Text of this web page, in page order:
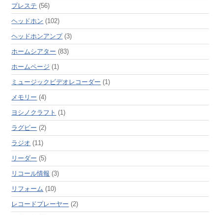
プレステ (56)
ヘッドホン (102)
ヘッドホンアンプ(3)
ホームシアター (83)
ホームページ (1)
ミュージックビデオレコーダー (1)
メモリー (4)
ヨシノクラフト (1)
ラグビー (2)
ラジオ (11)
リーダー (5)
リコール情報 (3)
リフォーム (10)
レコードプレーヤー (2)